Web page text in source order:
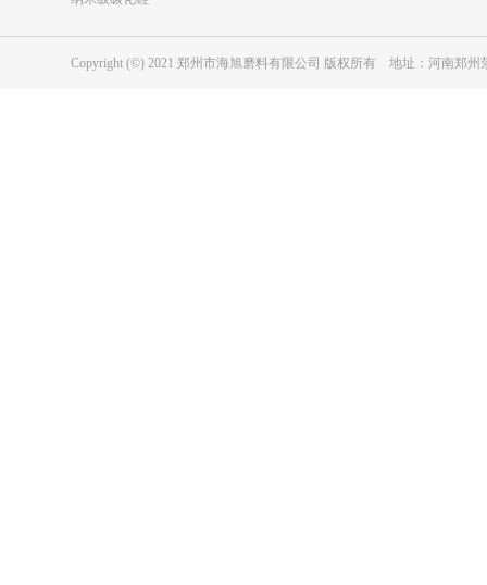
Copyright (©) 2021 郑州市海旭磨料有限公司 版权所有 地址：河南郑